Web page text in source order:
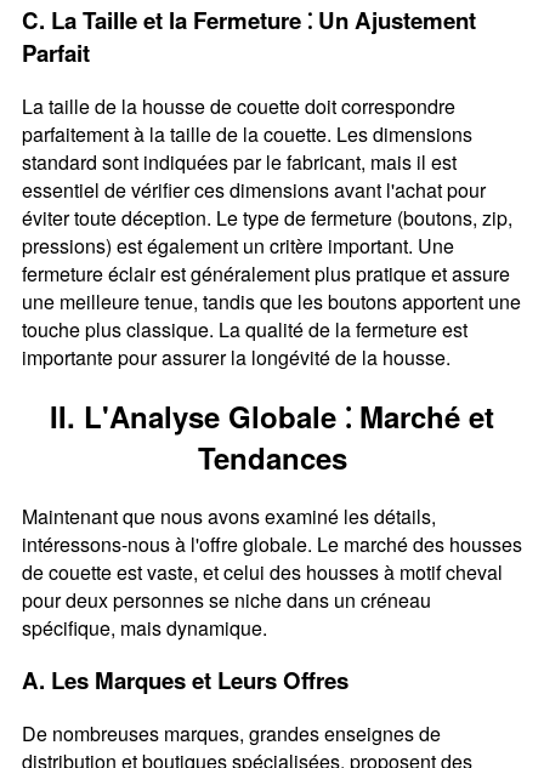
C. La Taille et la Fermeture ⁚ Un Ajustement
Parfait
La taille de la housse de couette doit correspondre
parfaitement à la taille de la couette. Les dimensions
standard sont indiquées par le fabricant, mais il est
essentiel de vérifier ces dimensions avant l'achat pour
éviter toute déception. Le type de fermeture (boutons, zip,
pressions) est également un critère important. Une
fermeture éclair est généralement plus pratique et assure
une meilleure tenue, tandis que les boutons apportent une
touche plus classique. La qualité de la fermeture est
importante pour assurer la longévité de la housse.
II. L'Analyse Globale ⁚ Marché et
Tendances
Maintenant que nous avons examiné les détails,
intéressons-nous à l'offre globale. Le marché des housses
de couette est vaste, et celui des housses à motif cheval
pour deux personnes se niche dans un créneau
spécifique, mais dynamique.
A. Les Marques et Leurs Offres
De nombreuses marques, grandes enseignes de
distribution et boutiques spécialisées, proposent des